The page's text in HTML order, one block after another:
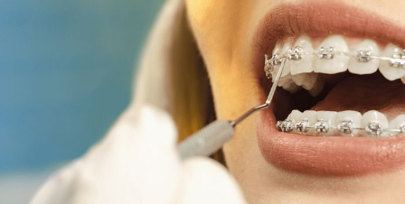
Orthodontics
Hospital Infectious